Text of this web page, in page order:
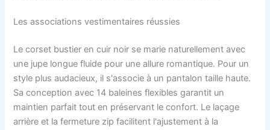
Les associations vestimentaires réussies
Le corset bustier en cuir noir se marie naturellement avec
une jupe longue fluide pour une allure romantique. Pour un
style plus audacieux, il s'associe à un pantalon taille haute.
Sa conception avec 14 baleines flexibles garantit un
maintien parfait tout en préservant le confort. Le laçage
arrière et la fermeture zip facilitent l'ajustement à la